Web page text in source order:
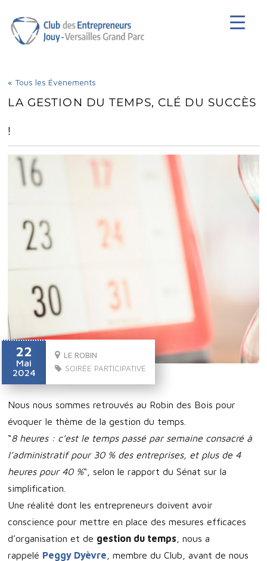
Josas
« Tous les Évènements
LA GESTION DU TEMPS, CLÉ DU SUCCÈS
!
22
Mai
2024
LE ROBIN
SOIRÉE PARTICIPATIVE
Nous nous sommes retrouvés au Robin des Bois pour
évoquer le thème de la gestion du temps.
“8 heures : c’est le temps passé par semaine consacré à
l’administratif pour 30 % des entreprises, et plus de 4
heures pour 40 %“, selon le rapport du Sénat sur la
simplification.
Une réalité dont les entrepreneurs doivent avoir
conscience pour mettre en place des mesures efficaces
d’organisation et de gestion du temps , nous a
rappelé Peggy Dyèvre , membre du Club, avant de nous